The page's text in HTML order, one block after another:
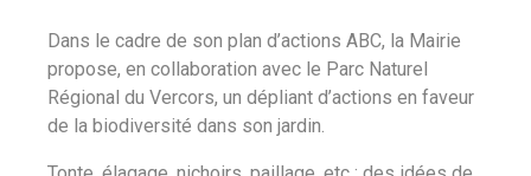
Dans le cadre de son plan d’actions ABC, la Mairie
propose, en collaboration avec le Parc Naturel
Régional du Vercors, un dépliant d’actions en faveur
de la biodiversité dans son jardin.